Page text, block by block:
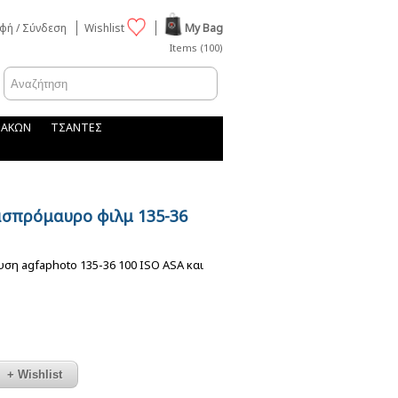
/ Σύνδεση Wishlist My Bag
Items (100)
ΤΣΑΝΤΕΣ
φιλμ 135-36
agfaphoto 135-36 100 ISO ASA και